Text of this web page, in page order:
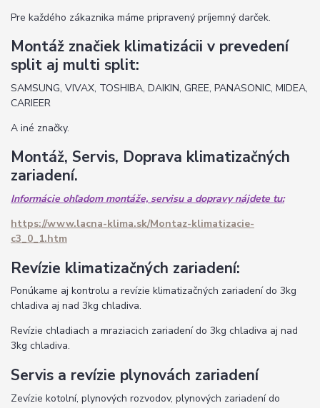
Pre každého zákaznika máme pripravený príjemný darček.
Montáž značiek klimatizácii v prevedení
split aj multi split:
SAMSUNG, VIVAX, TOSHIBA, DAIKIN, GREE, PANASONIC, MIDEA,
CARIEER
A iné značky.
Montáž, Servis, Doprava klimatizačných
zariadení.
Informácie ohľadom montáže, servisu a dopravy nájdete tu:
https://www.lacna-klima.sk/Montaz-klimatizacie-
c3_0_1.htm
Revízie klimatizačných zariadení:
Ponúkame aj kontrolu a revízie klimatizačných zariadení do 3kg
chladiva aj nad 3kg chladiva.
Revízie chladiach a mraziacich zariadení do 3kg chladiva aj nad
3kg chladiva.
Servis a revízie plynovách zariadení
Zevízie kotolní, plynových rozvodov, plynových zariadení do